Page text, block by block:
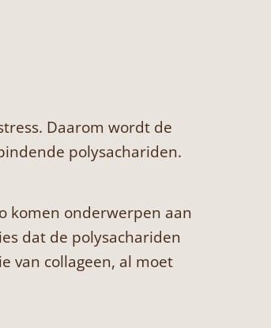
Daarom wordt de
polysachariden.
komen onderwerpen aan
dat de polysachariden
van collageen, al moet